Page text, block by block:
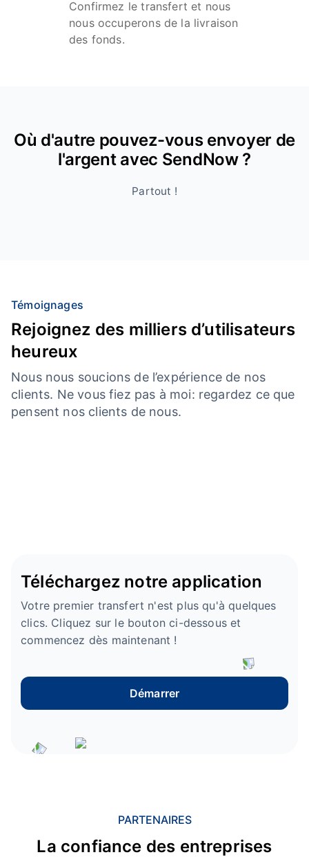
Confirmez le transfert et nous
nous occuperons de la livraison
des fonds.
Où d'autre pouvez-vous envoyer de
l'argent avec SendNow ?
Partout !
Témoignages
Rejoignez des milliers d’utilisateurs
heureux
Nous nous soucions de l’expérience de nos
clients. Ne vous fiez pas à moi: regardez ce que
pensent nos clients de nous.
Téléchargez notre application
Votre premier transfert n'est plus qu'à quelques
clics. Cliquez sur le bouton ci-dessous et
commencez dès maintenant !
Démarrer
PARTENAIRES
La confiance des entreprises